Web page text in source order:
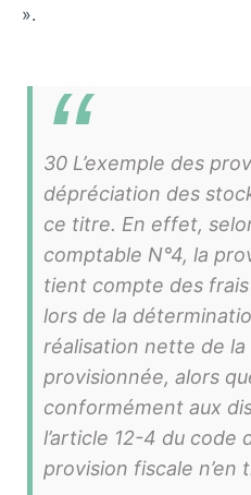
».
30 L’exemple des
dépréciation des
ce titre. En effet,
comptable N°4, la
tient compte des
lors de la
réalisation nette de la
provisionnée, alors
conformément aux
l’article 12-4 du code
provision fiscale n’en